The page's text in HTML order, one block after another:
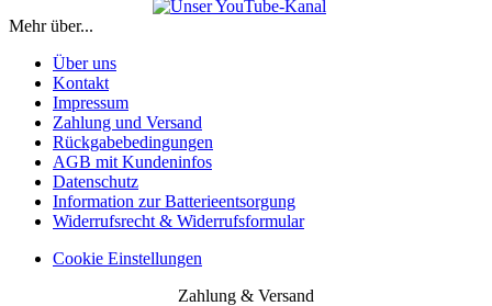
Mehr über...
Über uns
Kontakt
Impressum
Zahlung und Versand
Rückgabebedingungen
AGB mit Kundeninfos
Datenschutz
Information zur Batterieentsorgung
Widerrufsrecht & Widerrufsformular
Cookie Einstellungen
Zahlung & Versand